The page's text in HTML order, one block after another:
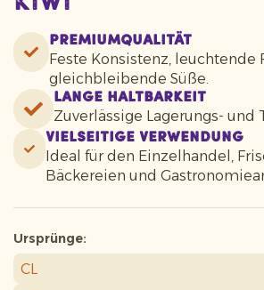
Premiumqualität
Feste Konsistenz, leuchtende
gleichbleibende Süße.
Lange Haltbarkeit
Zuverlässige Lagerungs- und
Vielseitige Verwendung
Ideal für den Einzelhandel,
Bäckereien und
Ursprünge:
CL